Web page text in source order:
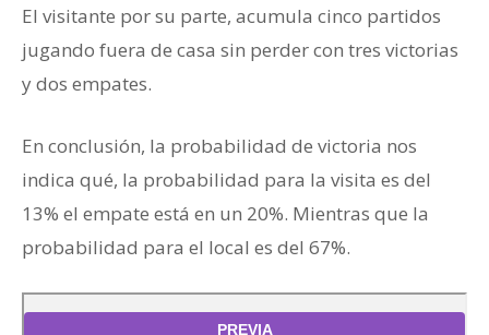
El visitante por su parte, acumula cinco partidos
jugando fuera de casa sin perder con tres victorias
y dos empates.
En conclusión, la probabilidad de victoria nos
indica qué, la probabilidad para la visita es del
13% el empate está en un 20%. Mientras que la
probabilidad para el local es del 67%.